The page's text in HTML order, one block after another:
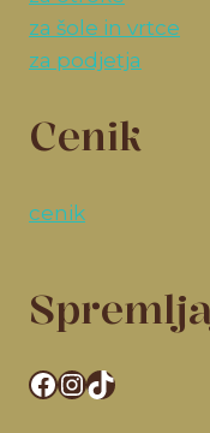
za šole in vrtce
za podjetja
Cenik
cenik
Facebook
Instagram
TikTok